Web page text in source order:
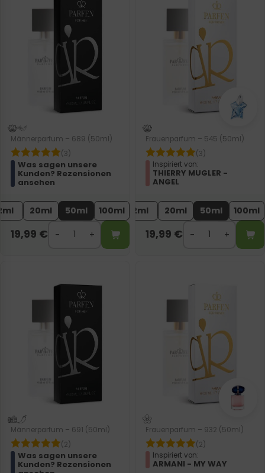
Männerparfum – 689 (50ml)
(3)
Was sagen unsere
Kunden? Rezensionen
ansehen
20ml 50ml 100ml
19,99 €
Frauenparfum – 545 (50ml)
(3)
Inspiriert von:
THIERRY MUGLER -
ANGEL
2ml 20ml 50ml 100ml
19,99 €
Männerparfum – 691 (50ml)
(2)
Was sagen unsere
Kunden? Rezensionen
Frauenparfum – 932 (50ml)
(2)
Inspiriert von:
ARMANI - MY WAY